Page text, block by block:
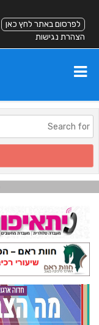
לפרסום באתר לחץ כאן
הצהרת נגישות